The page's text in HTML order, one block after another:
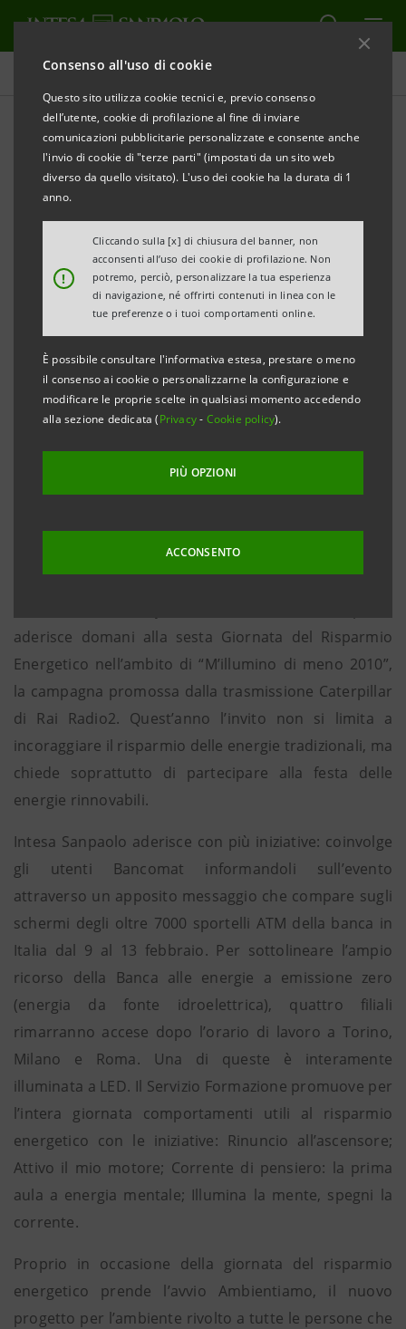
Consenso all'uso di cookie
Questo sito utilizza cookie tecnici e, previo consenso
dell’utente, cookie di profilazione al fine di inviare
comunicazioni pubblicitarie personalizzate e consente anche
l'invio di cookie di "terze parti" (impostati da un sito web
diverso da quello visitato). L'uso dei cookie ha la durata di 1
anno.
!
Cliccando sulla [x] di chiusura del banner, non
acconsenti all’uso dei cookie di profilazione. Non
potremo, perciò, personalizzare la tua esperienza
di navigazione, né offrirti contenuti in linea con le
tue preferenze o i tuoi comportamenti online.
È possibile consultare l'informativa estesa, prestare o meno
il consenso ai cookie o personalizzarne la configurazione e
modificare le proprie scelte in qualsiasi momento accedendo
alla sezione dedicata (Privacy- Cookie policy).
PIÙ OPZIONI
ACCONSENTO
Comunicati stampa
STAMPA AGGIORNA
INTESA SANPAOLO ADERISCE ALLA GIORNATA DEL
RISPARMIO ENERGETICO E DELL’ENERGIA PULITA
2010
• Intesa Sanpaolo è partner della Commissione
Europea nella campagna Sustenergy – Energia
sostenibile per l’Europa 2005-2011
• La Banca si è recentemente aggiudicata il
concorso “Innovazione amica dell’ambiente - 2009
GREEN ECONOMY: Percorsi e soluzioni per un
nuovo sviluppo”
aderisce domani alla sesta Giornata del Risparmio
Energetico nell’ambito di “M’illumino di meno 2010”,
la campagna promossa dalla trasmissione Caterpillar
di Rai Radio2. Quest’anno l’invito non si limita a
incoraggiare il risparmio delle energie tradizionali, ma
chiede soprattutto di partecipare alla festa delle
energie rinnovabili.
Intesa Sanpaolo aderisce con più iniziative: coinvolge
gli utenti Bancomat informandoli sull’evento
attraverso un apposito messaggio che compare sugli
schermi degli oltre 7000 sportelli ATM della banca in
Italia dal 9 al 13 febbraio. Per sottolineare l’ampio
ricorso della Banca alle energie a emissione zero
(energia da fonte idroelettrica), quattro filiali
rimarranno accese dopo l’orario di lavoro a Torino,
Milano e Roma. Una di queste è interamente
illuminata a LED. Il Servizio Formazione promuove per
l’intera giornata comportamenti utili al risparmio
energetico con le iniziative: Rinuncio all’ascensore;
Attivo il mio motore; Corrente di pensiero: la prima
aula a energia mentale; Illumina la mente, spegni la
corrente.
Proprio in occasione della giornata del risparmio
energetico prende l’avvio Ambientiamo, il nuovo
progetto per l’ambiente rivolto a tutte le persone che